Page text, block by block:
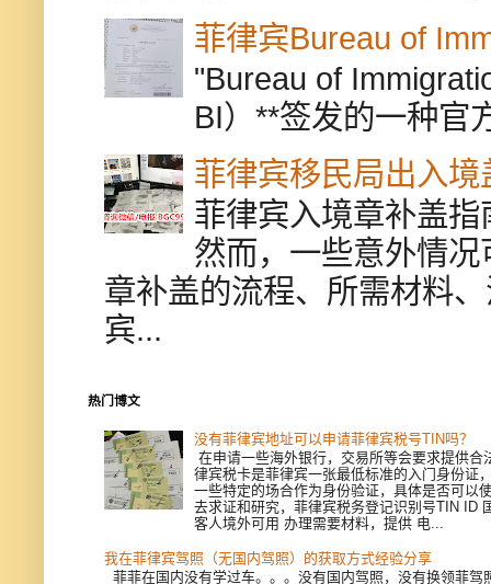
菲律宾Bureau of
"Bureau of
BI）**签发的一种官
菲律宾移民局出入
菲律宾入境章补盖
然而，一些意外情
章补盖的流程、所需材料
宾...
热门博文
没有菲律宾地址可以申请菲律宾税号TIN吗？
在申请一些海外银行，交易所等会要求提供合
律宾税卡是菲律宾一张最低标准的入门身份证
一些特定的场合作为身份验证，具体是否可以
去求证和研究，菲律宾税务登记识别号TIN ID
客人境外可用 办理需要材料，提供 电...
我在菲律宾驾照（无国内驾照）的获取方式经验分享
菲菲在国内没有学过车。。。没有国内驾照，没有换领菲驾